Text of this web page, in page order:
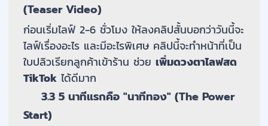
(Teaser Video)
ก่อนเริ่มไลฟ์ 2-6 ชั่วโมง ให้ลงคลิปสั้นบอกว่าวันนี้จะ
ไลฟ์เรื่องอะไร และมีอะไรพิเศษ คลิปนี้จะทำหน้าที่เป็น
ใบปลิวเรียกลูกค้าเข้าร้าน ช่วย เพิ่มดวงตาไลฟสด
TikTok ได้ดีมาก
3.3 5 นาทีแรกคือ "นาทีทอง" (The Power
Start)